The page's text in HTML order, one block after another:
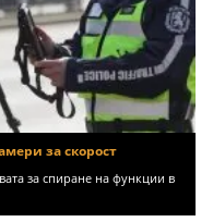
за скорост
за спиране на функции в